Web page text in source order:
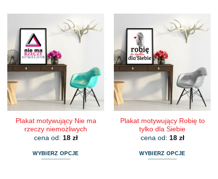
wiele
wariantów.
Opcje
można
wybrać
na
stronie
produktu
wiele
wariantów.
Opcje
można
wybrać
na
stronie
produktu
Plakat motywujący Nie ma
rzeczy niemożliwych
cena od: 18 zł
WYBIERZ OPCJE
Plakat motywujący Robię to
tylko dla Siebie
cena od: 18 zł
WYBIERZ OPCJE